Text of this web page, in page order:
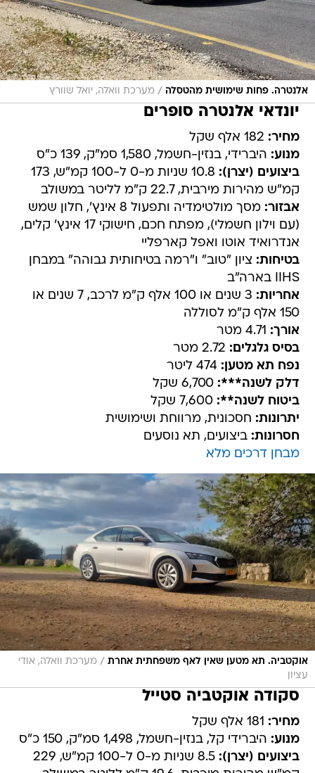
אלנטרה. פחות שימושית מהטסלה / מערכת וואלה, יואל שוורץ
יונדאי אלנטרה סופרים
מחיר:
מנוע: היברידי, בנזין-חשמל, 1,580 סמ"ק, 139 כ"ס
ביצועים (יצרן):
10.8 שניות מ-0 ל-100 קמ"ש, 173
קמ"ש מהירות מירבית, 22.7 ק"מ לליטר במשולב
אבזור:
מסך מולטימדיה ותפעול 8 אינץ', חלון שמש
(עם וילון חשמלי), מפתח חכם, חישוקי 17 אינץ' קלים,
אנדרואיד אוטו ואפל קארפליי
בטיחות: ציון "טוב" ו"רמה בטיחותית גבוהה" במבחן
IIHS בארה"ב
אחריות:
3 שנים או 100 אלף ק"מ לרכב, 7 שנים או
150 אלף ק"מ לסוללה
אורך:
בסיס גלגלים:
נפח תא מטען:
דלק לשנה***: 6,700 שקל
ביטוח לשנה**: 7,600 שקל
יתרונות: חסכונית, מרווחת ושימושית
חסרונות: ביצועים, תא נוסעים
מבחן דרכים מלא
אוקטביה. תא מטען שאין לאף משפחתית אחרת / מערכת וואלה, אודי
עציון
סקודה אוקטביה סטייל
מחיר:
מנוע: היברידי קל, בנזין-חשמל, 1,498 סמ"ק, 150 כ"ס
ביצועים (יצרן):
8.5 שניות מ-0 ל-100 קמ"ש, 229